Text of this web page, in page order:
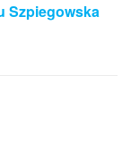
Szpiegowska